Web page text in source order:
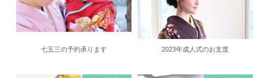
七五三の予約承ります 2023年成人式のお支度